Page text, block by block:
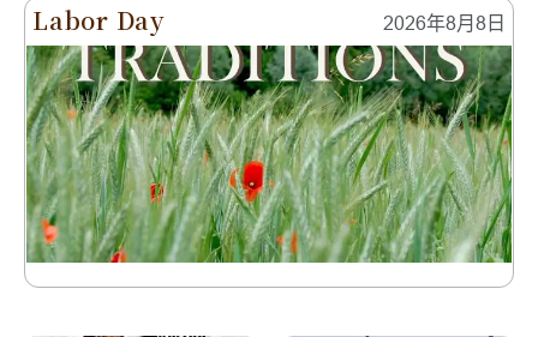
Labor Day 2026年8月8日